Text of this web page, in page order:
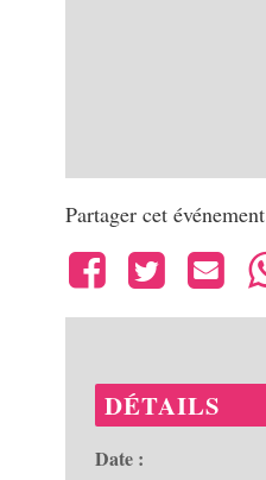
Partager cet événement
DÉTAILS
Date :